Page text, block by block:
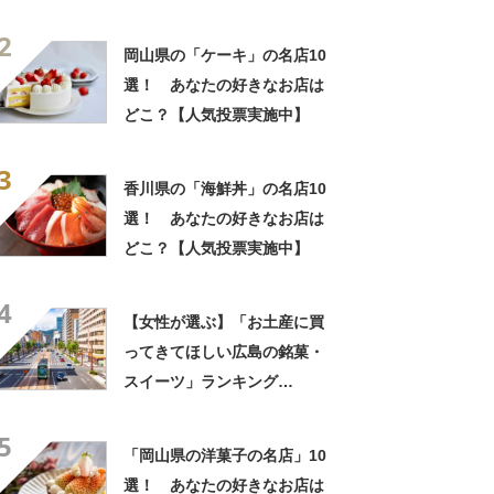
岡山県の「ケーキ」の名店10
選！ あなたの好きなお店は
どこ？【人気投票実施中】
香川県の「海鮮丼」の名店10
選！ あなたの好きなお店は
どこ？【人気投票実施中】
【女性が選ぶ】「お土産に買
ってきてほしい広島の銘菓・
スイーツ」ランキング
「岡山県の洋菓子の名店」10
選！ あなたの好きなお店は